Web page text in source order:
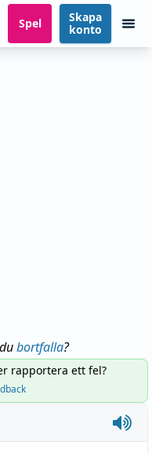
Spel
Skapa
konto
bortfalla?
rapportera ett fel?